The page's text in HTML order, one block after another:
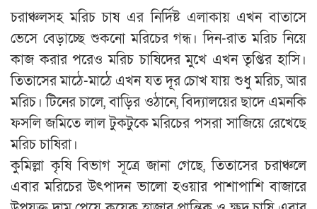
চরাঞ্চলসহ মরিচ চাষ এর নির্দিষ্ট এলাকায় এখন বাতাসে
ভেসে বেড়াচ্ছে শুকনো মরিচের গন্ধ। দিন-রাত মরিচ নিয়ে
কাজ করার পরেও মরিচ চাষিদের মুখে এখন তৃপ্তির হাসি।
তিতাসের মাঠে-মাঠে এখন যত দূর চোখ যায় শুধু মরিচ, আর
মরিচ। টিনের চালে, বাড়ির ওঠানে, বিদ্যালয়ের ছাদে এমনকি
ফসলি জমিতে লাল টুকটুকে মরিচের পসরা সাজিয়ে রেখেছে
মরিচ চাষিরা।
কুমিল্লা কৃষি বিভাগ সূত্রে জানা গেছে, তিতাসের চরাঞ্চলে
এবার মরিচের উৎপাদন ভালো হওয়ার পাশাপাশি বাজারে